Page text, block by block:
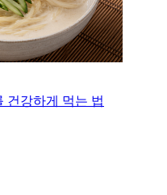
건강하게 먹는 법